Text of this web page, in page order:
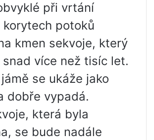
při vrtání
potoků
kmen sekvoje, který
více než tisíc let.
se ukáže jako
dobře vypadá.
která byla
se bude nadále